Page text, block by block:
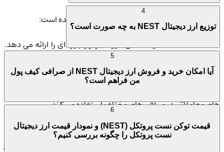
در اینجا نحوه عملکرد ارز دیجیتال نست پروتکل آمده است:
- NEST Oracle:
قیمت های غیرمتمرکز زنجیره ای را ارائه می دهد.
این یک اوراکل قیمت غیرمتمرکز است که فیدهای قیمت در زمان
واقعی را برای ارزهای دیجیتال مختلف ارائه می دهد. از یک الگوریتم
منحصر به فرد برای تعیین قیمت یک ارز دیجیتال بر اساس فعالیت
های معاملاتی در صرافی های مختلف استفاده می کند.
توسط قرارداد هوشمند نست پروتکل ایجاد و
توزیع ارز دیجیتال NEST به چه صورت است؟
آیا امکان خرید و فروش ارز دیجیتال NEST از صرافی کیف پول
من فراهم است؟
قیمت توکن نست پروتکل (NEST) و نمودار قیمت ارز دیجیتال
نست پروتکل را چگونه بررسی کنیم؟